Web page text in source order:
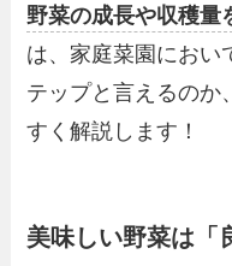
野菜の成長や収穫量
は、家庭菜園におい
テップと言えるのか
すく解説します！
美味しい野菜は「